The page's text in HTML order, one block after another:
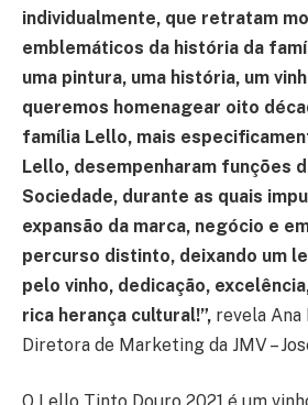
individualmente, que retratam
emblemáticos da história da
uma pintura, uma história, um
queremos homenagear oito
família Lello, mais
Lello, desempenharam funções
Sociedade, durante as quais
expansão da marca, negócio e
percurso distinto, deixando um
pelo vinho, dedicação,
rica herança cultural!”, revela
Diretora de Marketing da JMV –